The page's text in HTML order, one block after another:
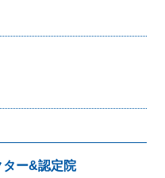
ー&認定院